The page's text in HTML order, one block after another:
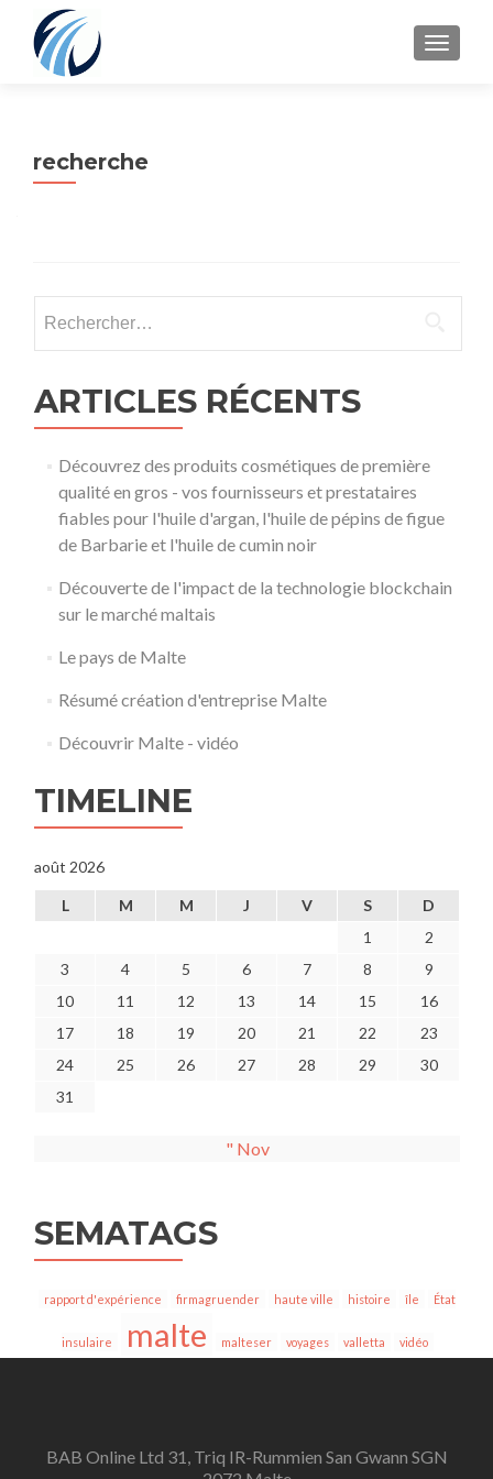
recherche
ARTICLES RÉCENTS
Découvrez des produits cosmétiques de première
qualité en gros - vos fournisseurs et prestataires
fiables pour l'huile d'argan, l'huile de pépins de figue
de Barbarie et l'huile de cumin noir
Découverte de l'impact de la technologie blockchain
sur le marché maltais
Le pays de Malte
Résumé création d'entreprise Malte
Découvrir Malte - vidéo
TIMELINE
août 2026
L M M J V S
D
1
2
3
4 5 6 7 8
9
10
11 12 13 14 15
16
17
18 19 20 21 22
23
24
25 26 27 28 29
30
31
" Nov
SEMATAGS
rapport d'expérience firmagruender haute ville histoire île État
insulaire malte malteser voyages valletta vidéo
BAB Online Ltd 31, Triq IR-Rummien San Gwann SGN